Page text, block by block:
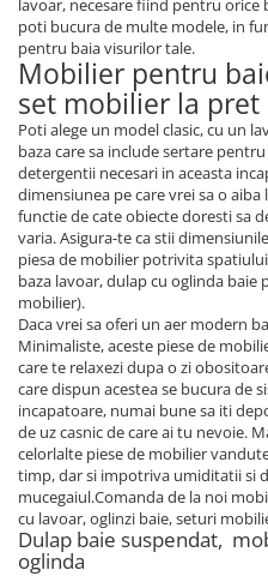
lavoar, necesare fiind pentru orice
poti bucura de multe modele, in
pentru baia visurilor tale.
Mobilier pentru
set mobilier la pret
Poti alege un model clasic, cu un
baza care sa include sertare
detergentii necesari in aceasta
dimensiunea pe care vrei sa o
functie de cate obiecte doresti sa
varia. Asigura-te ca stii
piesa de mobilier potrivita
baza lavoar, dulap cu oglinda
mobilier).
Daca vrei sa oferi un aer modern
Minimaliste, aceste piese de
care te relaxezi dupa o zi
care dispun acestea se bucura de
incapatoare, numai bune sa iti
de uz casnic de care ai tu nevoie.
celorlalte piese de mobilier
timp, dar si impotriva umiditatii si
mucegaiul.Comanda de la noi
cu lavoar, oglinzi baie, seturi
Dulap baie suspendat,
oglinda